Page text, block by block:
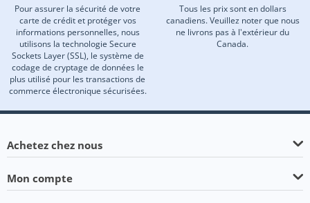
Pour assurer la sécurité de votre
carte de crédit et protéger vos
informations personnelles, nous
utilisons la technologie Secure
Sockets Layer (SSL), le système de
codage de cryptage de données le
plus utilisé pour les transactions de
commerce électronique sécurisées.
Tous les prix sont en dollars
canadiens. Veuillez noter que nous
ne livrons pas à l'extérieur du
Canada.
Achetez chez nous
Mon compte